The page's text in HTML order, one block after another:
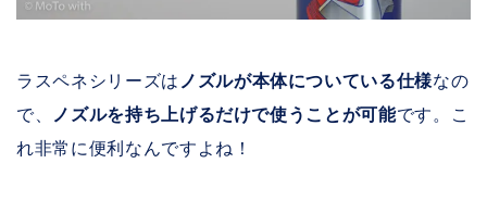
ラスペネシリーズは ノズルが本体についている仕様なの
で、
ノズルを持ち上げるだけで使うことが可能です。こ
れ非常に便利なんですよね！